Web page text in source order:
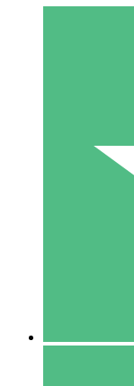
Betaal per